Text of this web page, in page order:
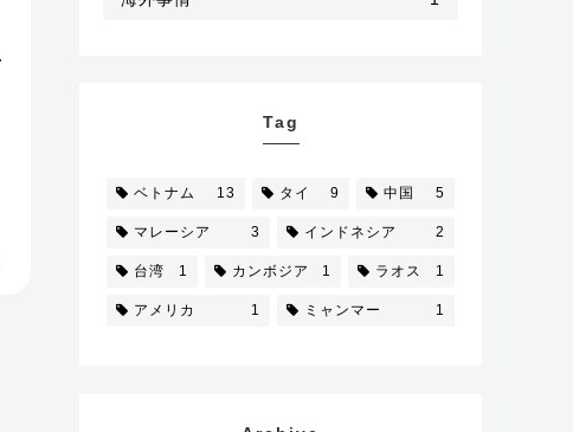
Tag
ベトナム 13 タイ 9 中国 5
マレーシア 3 インドネシア 2
台湾 1 カンボジア 1 ラオス 1
アメリカ 1 ミャンマー 1